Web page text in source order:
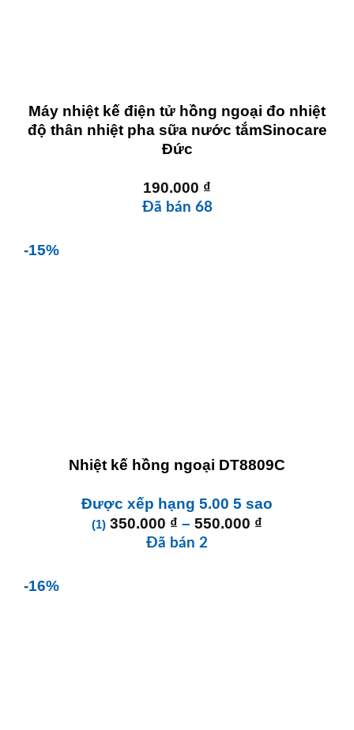
Máy nhiệt kế điện tử hồng ngoại đo nhiệt
độ thân nhiệt pha sữa nước tắmSinocare
Đức
190.000 ₫
Đã bán 68
-15%
Nhiệt kế hồng ngoại DT8809C
Được xếp hạng 5.00 5 sao
(1) 350.000 ₫ – 550.000 ₫
Đã bán 2
-16%